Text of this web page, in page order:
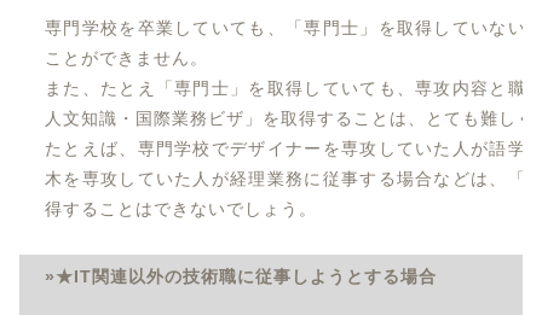
専門学校を卒業していても、「専門士」を取得していない
ことができません。
また、たとえ「専門士」を取得していても、専攻内容と職
人文知識・国際業務ビザ」を取得することは、とても難し
たとえば、専門学校でデザイナーを専攻していた人が語学
木を専攻していた人が経理業務に従事する場合などは、「
得することはできないでしょう。
»★IT関連以外の技術職に従事しようとする場合